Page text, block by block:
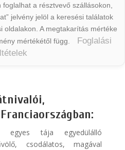
a résztvevő szállásokon,
jelvény jelöl a keresési találatok
oldalakon. A megtakarítás mértéke
mértékétől függ.
Foglalási
egyes tája egyedülálló
csodálatos, magával